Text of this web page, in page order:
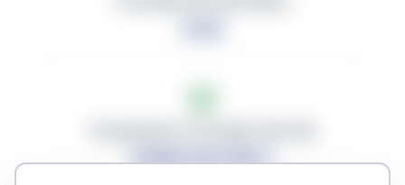
6,868,100.188 €